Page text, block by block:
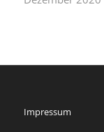
Impressum